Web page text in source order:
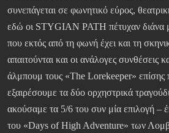
συνεπάγεται σε φωνητικό εύρος,
εδώ οι STYGIAN PATH πέτυχαν
που εκτός από τη φωνή έχει και τη
απαιτούνται και οι ανάλογες συνθέσεις
άλμπουμ τους «The Lorekeeper» επίσης
εξαιρέσουμε τα δύο ορχηστρικά
ακούσαμε τα 5/6 του συν μία επιλογή –
του «Days of High Adventure» των